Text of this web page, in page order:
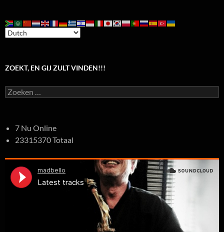
ZOEKT, EN GIJ ZULT VINDEN!!!
Zoeken
naar:
7 Nu Online
23315370 Totaal